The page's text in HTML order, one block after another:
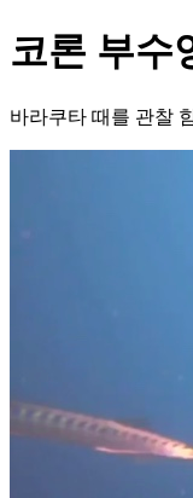
코론 부수
바라쿠타 때를 관찰